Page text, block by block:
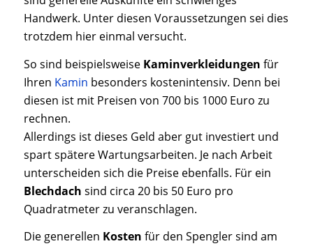
Handwerk. Unter diesen Voraussetzungen sei dies
trotzdem hier einmal versucht.
So sind beispielsweise Kaminverkleidungen für
Ihren Kamin besonders kostenintensiv. Denn bei
diesen ist mit Preisen von 700 bis 1000 Euro zu
rechnen.
Allerdings ist dieses Geld aber gut investiert und
spart spätere Wartungsarbeiten. Je nach Arbeit
unterscheiden sich die Preise ebenfalls. Für ein
Blechdach sind circa 20 bis 50 Euro pro
Quadratmeter zu veranschlagen.
Die generellen Kosten für den Spengler sind am